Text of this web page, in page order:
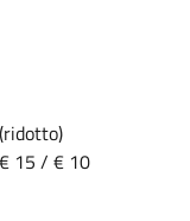
15 / € 10